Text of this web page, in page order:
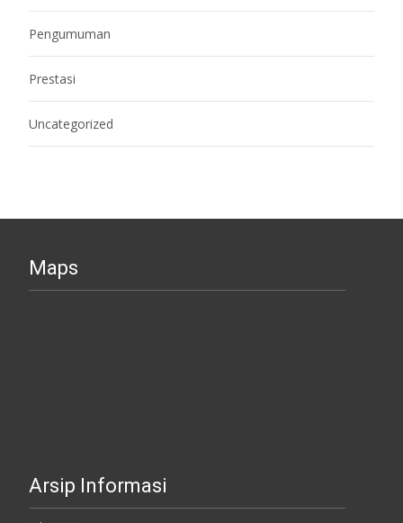
Pengumuman
Prestasi
Uncategorized
Maps
Arsip Informasi